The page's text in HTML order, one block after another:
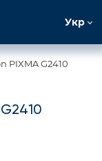
Укр
PIXMA G2410